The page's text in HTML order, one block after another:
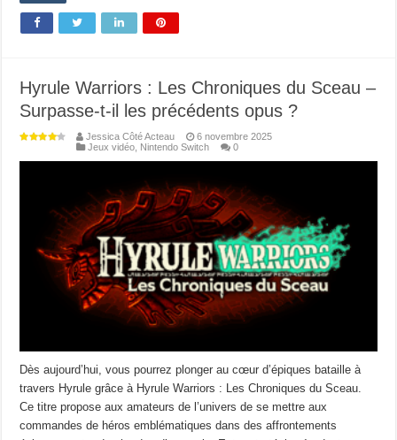
Hyrule Warriors : Les Chroniques du Sceau –
Surpasse-t-il les précédents opus ?
Jessica Côté Acteau
6 novembre 2025
Jeux vidéo Nintendo Switch 0
Dès aujourd’hui, vous pourrez plonger au cœur d’épiques bataille à
travers Hyrule grâce à Hyrule Warriors : Les Chroniques du Sceau.
Ce titre propose aux amateurs de l’univers de se mettre aux
commandes de héros emblématiques dans des affrontements